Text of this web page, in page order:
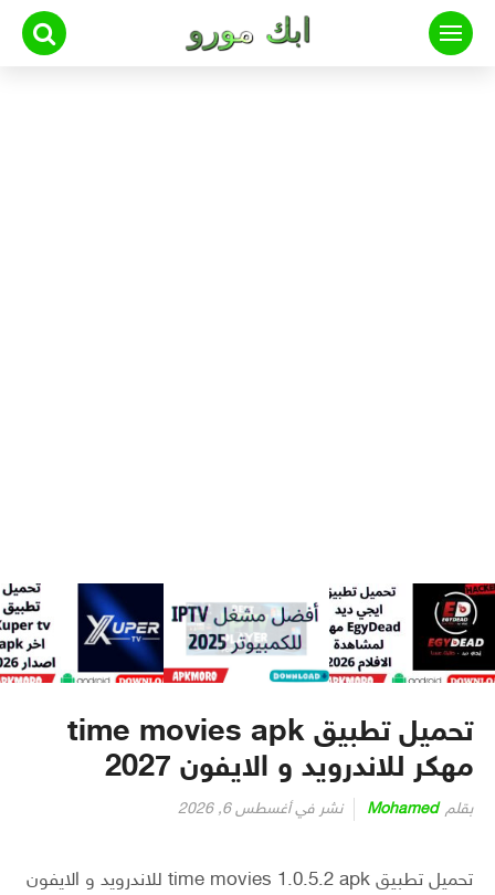
التجاوز
المحتوى
تحميل تطبيق time movies apk
مهكر للاندرويد و الايفون 2027
بقلم Mohamed نشر في أغسطس 6, 2026
تحميل تطبيق time movies 1.0.5.2 apk للاندرويد و الايفون